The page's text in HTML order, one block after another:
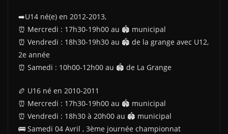
➡️U14 né(e) en 2012-2013,
⏰️ Mercredi : 17h30-19h00 au 🏟 municipal
⏰️ Vendredi : 18h30-19h30 au 🏟 de la grange avec U12,
2e année
⏰️ Samedi : 10h00-12h00 au 🏟 de La Grange
🏉 U16 né en 2010-2011
⏰️ Mercredi : 17h30-19h00 au 🏟 municipal
⏰️ Vendredi : 18h30 à 20h00 au 🏟 municipal
🚌 Samedi 04 Avril , 3ème journée championnat